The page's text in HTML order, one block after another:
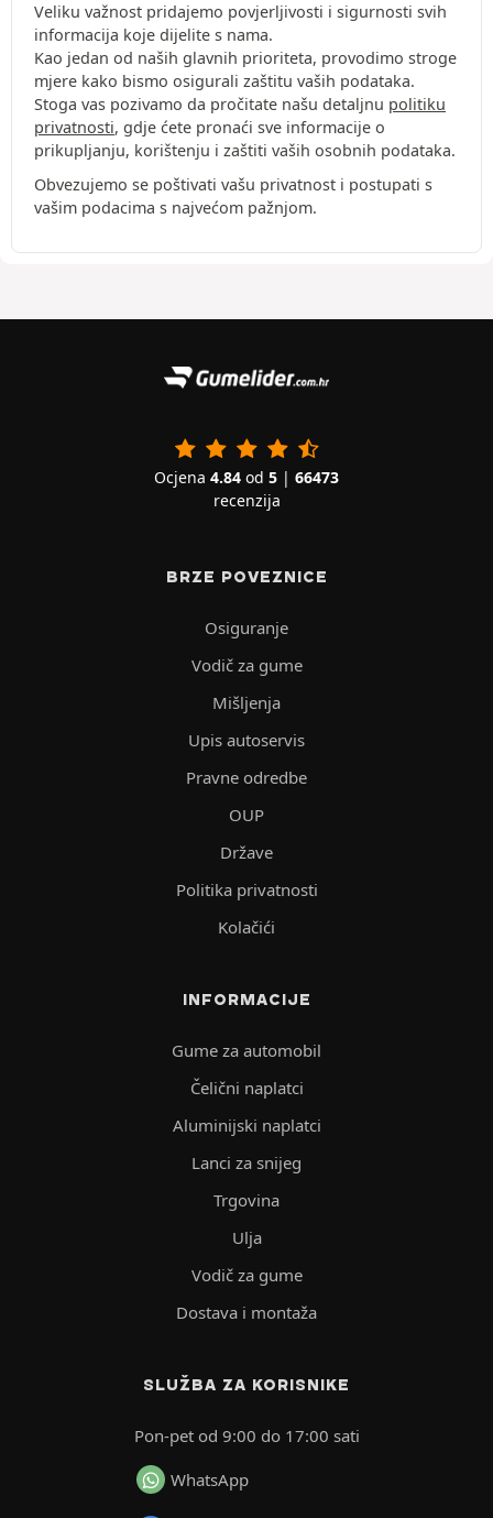
Veliku važnost pridajemo povjerljivosti i sigurnosti svih
informacija koje dijelite s nama.
Kao jedan od naših glavnih prioriteta, provodimo stroge
mjere kako bismo osigurali zaštitu vaših podataka.
Stoga vas pozivamo da pročitate našu detaljnu politiku
privatnosti, gdje ćete pronaći sve informacije o
prikupljanju, korištenju i zaštiti vaših osobnih podataka.
Obvezujemo se poštivati vašu privatnost i postupati s
vašim podacima s najvećom pažnjom.
Ocjena 4.84 od 5 | 66473
recenzija
BRZE POVEZNICE
Osiguranje
Vodič za gume
Mišljenja
Upis autoservis
Pravne odredbe
OUP
Države
Politika privatnosti
Kolačići
INFORMACIJE
Gume za automobil
Čelični naplatci
Aluminijski naplatci
Lanci za snijeg
Trgovina
Ulja
Vodič za gume
Dostava i montaža
SLUŽBA ZA KORISNIKE
Pon-pet od 9:00 do 17:00 sati
WhatsApp